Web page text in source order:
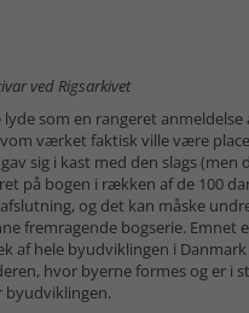
ved Rigsarkivet
som en rangeret anmeldelse
værket faktisk ville være
sig i kast med den slags (men
på bogen i rækken af de 100
og det kan måske
fremragende bogserie.
af hele byudviklingen i
hvor byerne formes og er i
byudviklingen.